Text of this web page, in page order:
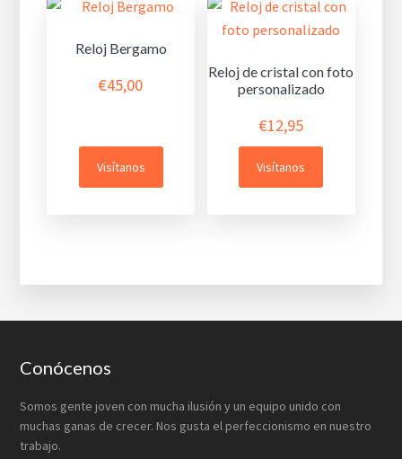
Reloj Bergamo
€45,00
Visítanos
Reloj de cristal con foto
personalizado
€12,95
Visítanos
Footer
Conócenos
Somos gente joven con mucha ilusión y un equipo unido con
muchas ganas de crecer. Nos gusta el perfeccionismo en nuestro
trabajo.